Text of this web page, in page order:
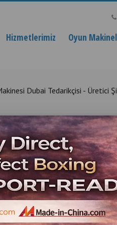
Hizmetlerimiz Oyun
Dubai Tedarikçisi - Üretici
-
Cheapest